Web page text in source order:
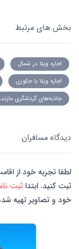
بخش های مرتبط
اجاره ویلا در شمال
اجاره ویلا با جکوزی
جاذبه‌های گردشگری
دیدگاه مسافران
لطفا تجربه خود از
ثبت کنید. ابتداثبت
خود و تصاویر تهیه شده